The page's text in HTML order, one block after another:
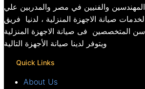
والفنيين في مصر والمدربين علي
صيانة الاجهزة المنزلية ، لدنيا فريق
المتخصصين فى صيانة الاجهزة المنزلية
ويتوفر لدينا صيانة الأجهزة التالية
Quick Links
About Us